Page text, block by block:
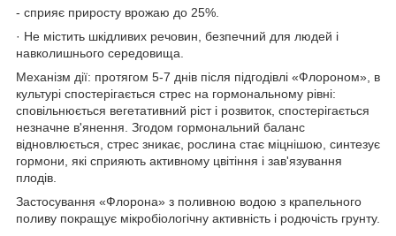
- сприяє приросту врожаю до 25%.
· Не містить шкідливих речовин, безпечний для людей і
навколишнього середовища.
Механізм дії: протягом 5-7 днів після підгодівлі «Флороном», в
культурі спостерігається стрес на гормональному рівні:
сповільнюється вегетативний ріст і розвиток, спостерігається
незначне в'янення. Згодом гормональний баланс
відновлюється, стрес зникає, рослина стає міцнішою, синтезує
гормони, які сприяють активному цвітіння і зав'язування
плодів.
Застосування «Флорона» з поливною водою з крапельного
поливу покращує мікробіологічну активність і родючість грунту.